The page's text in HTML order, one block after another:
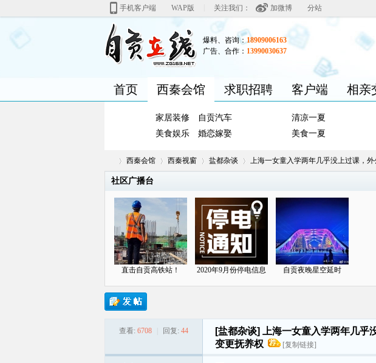
手机客户端 WAP版 关注我们： 加微博 分站
爆料、咨询：18909006163
广告、合作： 13990030637
首页 西秦会馆 求职招聘 客户端 相亲
家居装修
自贡汽车
美食娱乐
婚恋嫁娶
清凉一夏
美食一夏
西秦会馆 西秦视窗 盐都杂谈
›
上海一女童入学两年几乎没上过课，
社区广播台
直击自贡高铁站！ 2020年9月份停电信息 自贡夜晚星空延时
查看: 6708 回复: 44 [盐都杂谈]
上海一女童入学两年几
变更抚养权
[复制链接]